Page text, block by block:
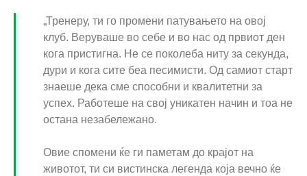
„Тренеру, ти го промени патувањето на овој
клуб. Веруваше во себе и во нас од првиот ден
кога пристигна. Не се поколеба ниту за секунда,
дури и кога сите беа песимисти. Од самиот старт
знаеше дека сме способни и квалитетни за
успех. Работеше на свој уникатен начин и тоа не
остана незабележано.
Овие спомени ќе ги паметам до крајот на
животот, ти си вистинска легенда која вечно ќе